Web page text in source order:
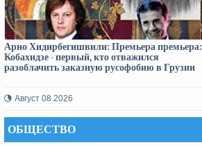
Арно Хидирбегишвили: Премьера премьера:
Кобахидзе - первый, кто отважился
разоблачить заказную русофобию в Грузии
Август 08 2026
ОБЩЕСТВО